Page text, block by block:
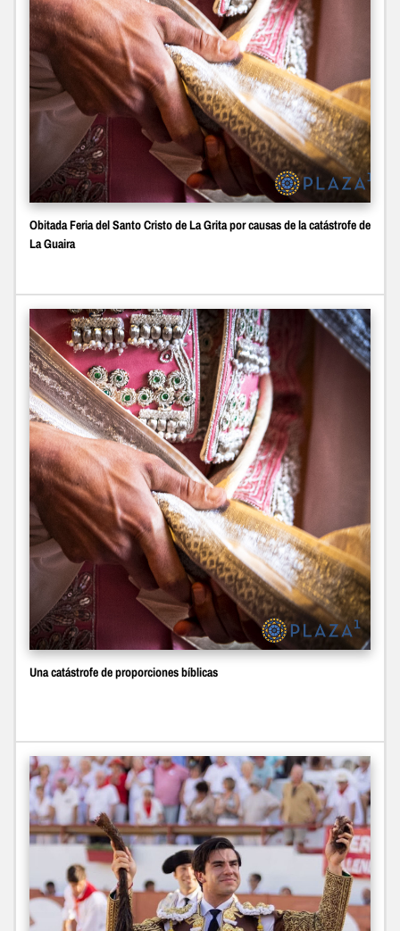
Obitada Feria del Santo Cristo de La Grita por causas de la catástrofe de
La Guaira
Una catástrofe de proporciones bíblicas